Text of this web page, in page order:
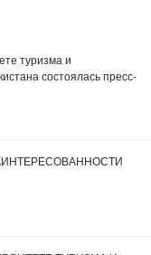
туризма и
состоялась пресс-